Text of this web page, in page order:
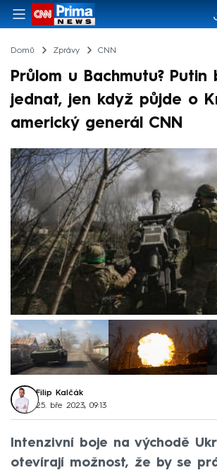
Domů Zprávy CNN
Průlom u Bachmutu? Putin
jednat, jen když půjde o
americký generál CNN
Filip Kalčák
25. bře 2023, 09:13
Intenzivní boje na východě
otevírají možnost, že by se